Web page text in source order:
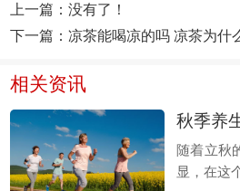
上一篇：没有了！
下一篇：凉茶能喝凉的吗 凉茶为什
相关资讯
秋季养
随着立秋
显，在这